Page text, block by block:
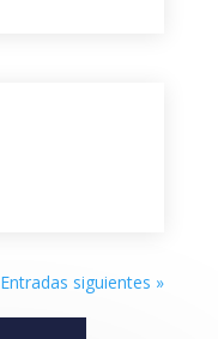
Entradas siguientes »